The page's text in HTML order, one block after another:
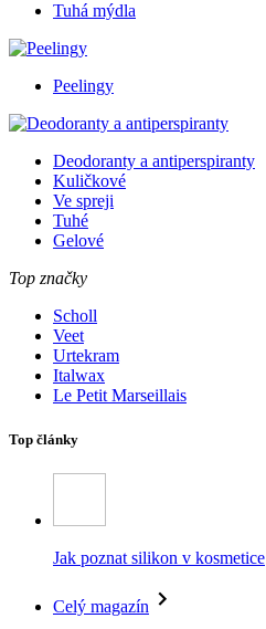
Tuhá mýdla
Peelingy
Deodoranty a antiperspiranty
Kuličkové
Ve spreji
Tuhé
Gelové
Top značky
Scholl
Veet
Urtekram
Italwax
Le Petit Marseillais
Top články
Jak poznat silikon v kosmetice
Celý magazín